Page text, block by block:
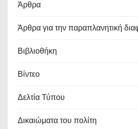
Άρθρα
Άρθρα για την παραπλανητική
Βιβλιοθήκη
Βίντεο
Δελτία Τύπου
Δικαιώματα του πολίτη